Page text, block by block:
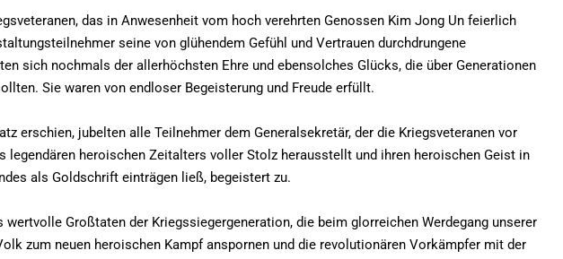
das in Anwesenheit vom hoch verehrten Genossen Kim Jong Un feierlich
seine von glühendem Gefühl und Vertrauen durchdrungene
sich nochmals der allerhöchsten Ehre und ebensolches Glücks, die über Generationen
Sie waren von endloser Begeisterung und Freude erfüllt.
erschien, jubelten alle Teilnehmer dem Generalsekretär, der die Kriegsveteranen vor
legendären heroischen Zeitalters voller Stolz herausstellt und ihren heroischen Geist in
als Goldschrift einträgen ließ, begeistert zu.
wertvolle Großtaten der Kriegssiegergeneration, die beim glorreichen Werdegang unserer
zum neuen heroischen Kampf anspornen und die revolutionären Vorkämpfer mit der